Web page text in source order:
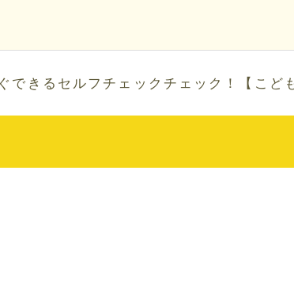
できるセルフチェックチェック！【こど